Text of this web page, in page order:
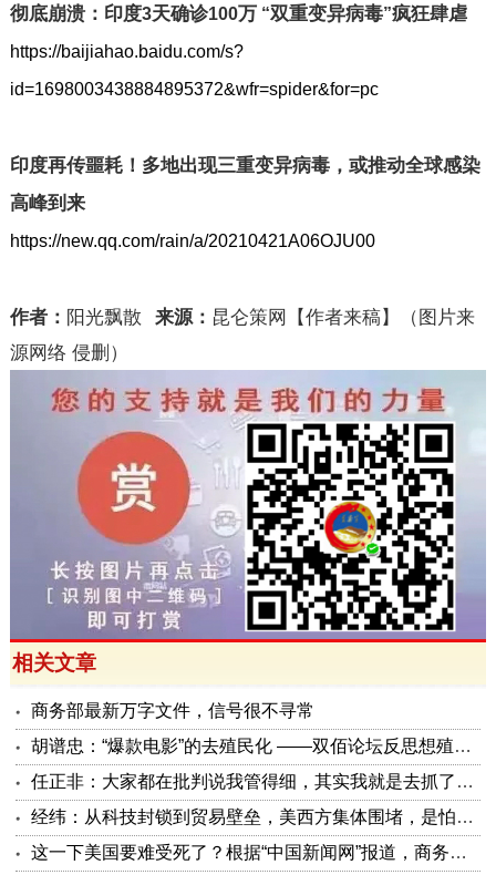
彻底崩溃：印度3天确诊100万“双重变异病毒”疯狂肆虐
https://baijiahao.baidu.com/s?
id=1698003438884895372&wfr=spider&for=pc
印度再传噩耗！多地出现三重变异病毒，或推动全球感染
高峰到来
https://new.qq.com/rain/a/20210421A06OJU00
作者： 阳光飘散 来源： 昆仑策网 【作者来稿】（图片来
源网络 侵删）
相关文章
商务部最新万字文件，信号很不寻常
胡谱忠：“爆款电影”的去殖民化 ——双佰论坛反思想殖民系列报告之五
任正非：大家都在批判说我管得细，其实我就是去抓了一些点激活原有政策这潭水
经纬：从科技封锁到贸易壁垒，美西方集体围堵，是怕被砸了金饭碗
这一下美国要难受死了？根据“中国新闻网”报道，商务部公布了5项对美反制措施，可谓是招招击准美国要害！